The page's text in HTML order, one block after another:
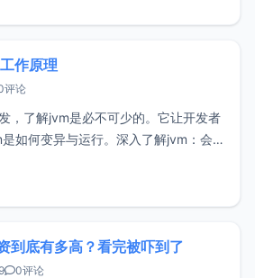
作原理
评论
，了解jvm是必不可少的。它让开发者
如何变异与运行。深入了解jvm：会让
，数据类型可以分为两类：基本类型和
变量保存原始值，即：
到底有多高？看完被吓到了
0评论